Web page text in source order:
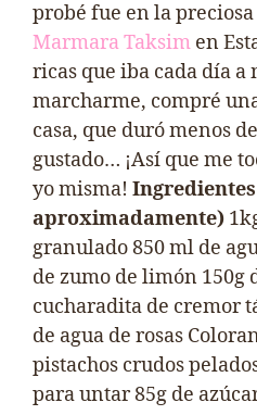
probé fue en la
Marmara Taksim en
ricas que iba cada día a
marcharme, compré
casa, que duró menos
gustado… ¡Así que me
yo misma!
aproximadamente)
granulado 850 ml de
de zumo de limón 150g
cucharadita de cremor
de agua de rosas
pistachos crudos
para untar 85g de